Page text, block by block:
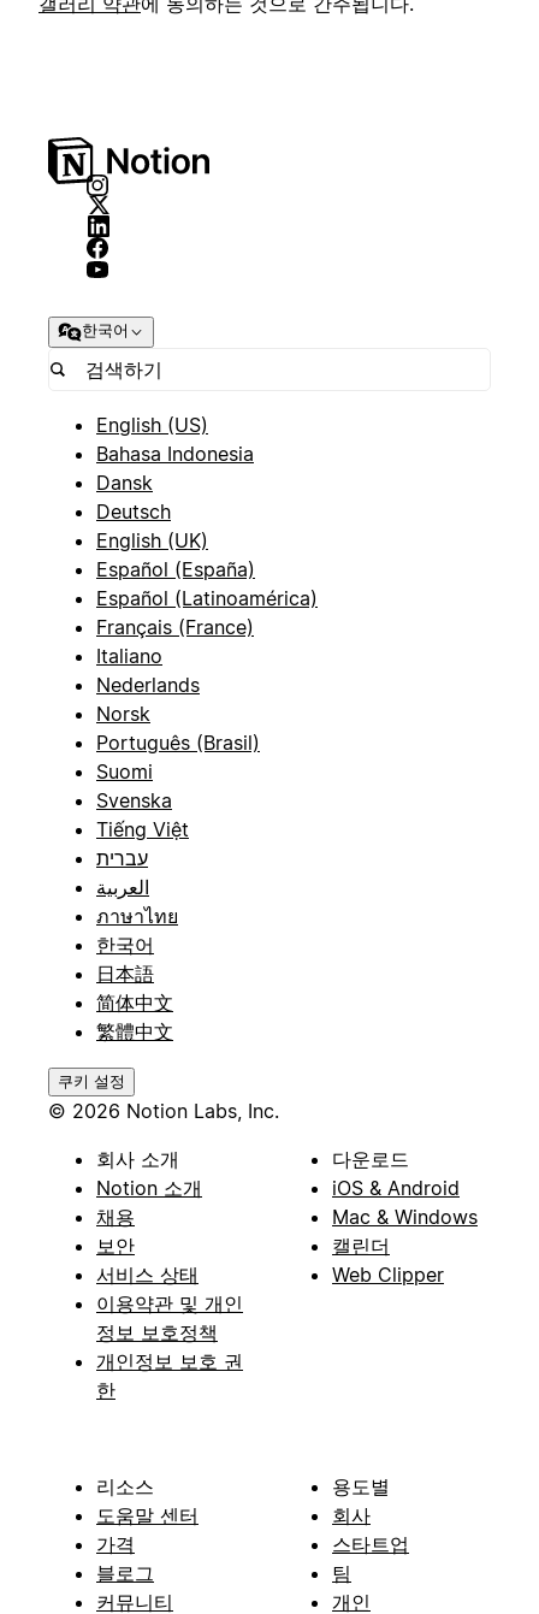
한국어
English (US)
Bahasa Indonesia
Dansk
Deutsch
English (UK)
Español (España)
Español (Latinoamérica)
Français (France)
Italiano
Nederlands
Norsk
Português (Brasil)
Suomi
Svenska
Tiếng Việt
עברית
العربية
ภาษาไทย
한국어
日本語
简体中文
繁體中文
쿠키 설정
© 2026 Notion Labs, Inc.
회사 소개
Notion 소개
채용
보안
서비스 상태
이용약관 및 개인
정보 보호정책
개인정보 보호 권
한
다운로드
iOS & Android
Mac & Windows
캘린더
Web Clipper
리소스
도움말 센터
가격
블로그
커뮤니티
용도별
회사
스타트업
팀
개인